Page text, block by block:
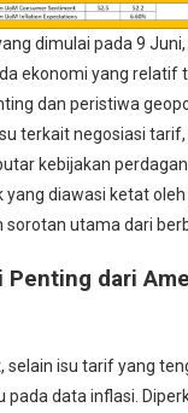
dimulai pada 9
ekonomi yang relatif
dan peristiwa
terkait negosiasi
kebijakan
yang diawasi ketat
sorotan utama dari
Penting dari
selain isu tarif yang
pada data inflasi.